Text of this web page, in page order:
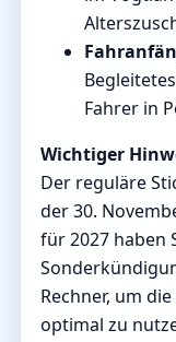
Fahrer in
Wichtiger
Der reguläre
der 30.
für 2027 haben
Rechner, um
optimal zu